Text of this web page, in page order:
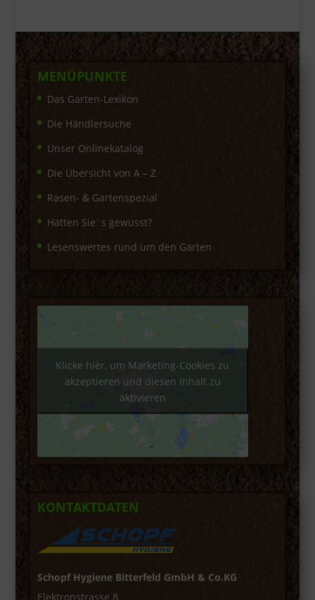
MENÜPUNKTE
Das Garten-Lexikon
Die Händlersuche
Unser Onlinekatalog
Die Übersicht von A – Z
Rasen- & Gartenspezial
Hätten Sie´s gewusst?
Lesenswertes rund um den Garten
Klicke hier, um Marketing-Cookies zu
akzeptieren und diesen Inhalt zu
aktivieren
KONTAKTDATEN
Schopf Hygiene Bitterfeld GmbH & Co.KG
Elektronstrasse 8